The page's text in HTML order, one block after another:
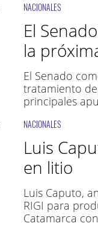
NACIONALES
El
la
El Senado
tratamiento
principales
NACIONALES
Luis
en litio
Luis Caputo,
RIGI para
Catamarca